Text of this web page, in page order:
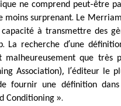
ne comprend peut-être
moins surprenant. Le
à transmettre des
. La recherche d’une
malheureusement que très
Association), ’éditeur le
fournir une définition
Conditioning ».